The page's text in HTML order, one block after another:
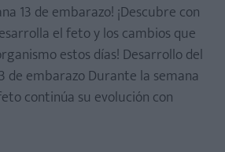
13 de embarazo! ¡Descubre con
el feto y los cambios que
estos días! Desarrollo del
de embarazo Durante la semana
continúa su evolución con